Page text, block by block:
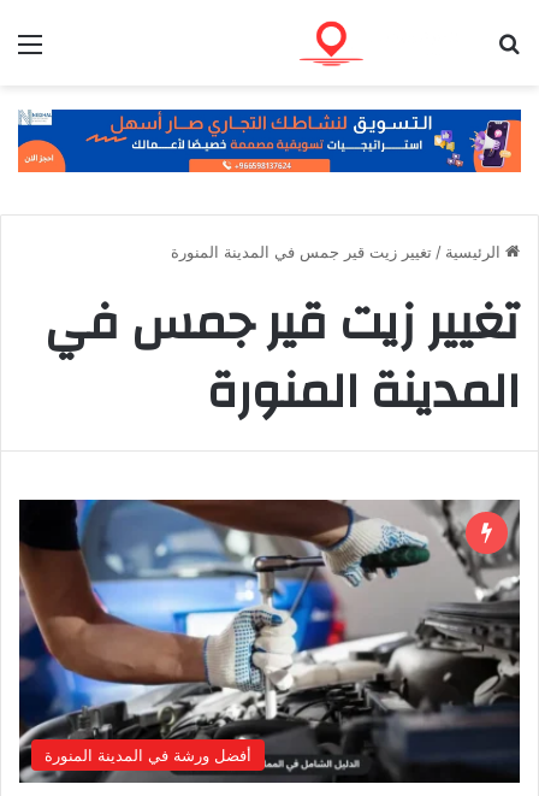
الرئيسية / تغيير زيت قير جمس في المدينة المنورة
تغيير زيت قير جمس في
المدينة المنورة
أفضل ورشة في المدينة المنورة